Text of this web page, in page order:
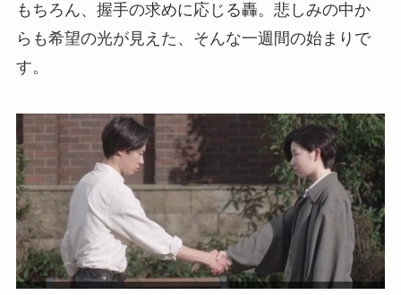
もちろん、握手の求めに応じる轟。悲しみの中か
らも希望の光が見えた、そんな一週間の始まりで
す。